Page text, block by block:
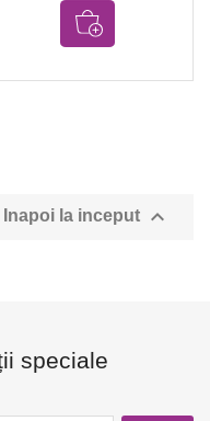
Inapoi la inceput 
speciale